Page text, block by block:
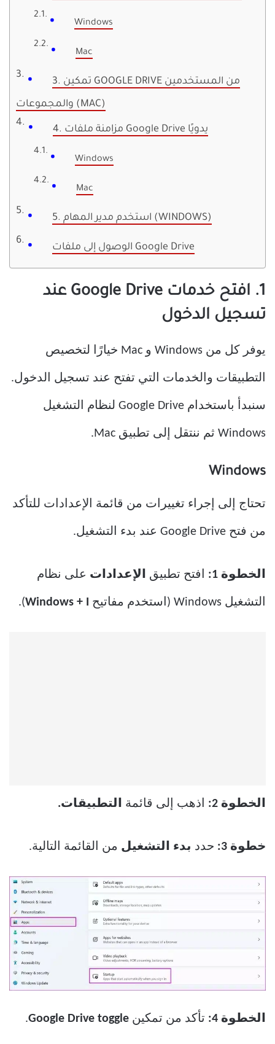
Windows
Mac
3. تمكين GOOGLE DRIVE من المستخدمين
والمجموعات (MAC)
4. مزامنة ملفات Google Drive يدويًا
Windows
Mac
5. استخدم مدير المهام (WINDOWS)
الوصول إلى ملفات Google Drive
1. افتح خدمات Google Drive عند
تسجيل الدخول
يوفر كل من Windows و Mac خيارًا لتخصيص
التطبيقات والخدمات التي تفتح عند تسجيل الدخول.
سنبدأ باستخدام Google Drive لنظام التشغيل
Windows ثم ننتقل إلى تطبيق Mac.
Windows
تحتاج إلى إجراء تغييرات من قائمة الإعدادات للتأكد
من فتح Google Drive عند بدء التشغيل.
الخطوة 1: افتح تطبيق الإعدادات على نظام
التشغيل Windows (استخدم مفاتيح Windows + I
).
الخطوة 2: اذهب إلى قائمة التطبيقات.
خطوة 3: حدد بدء التشغيل من القائمة التالية.
الخطوة 4: تأكد من تمكين Google Drive toggle
.